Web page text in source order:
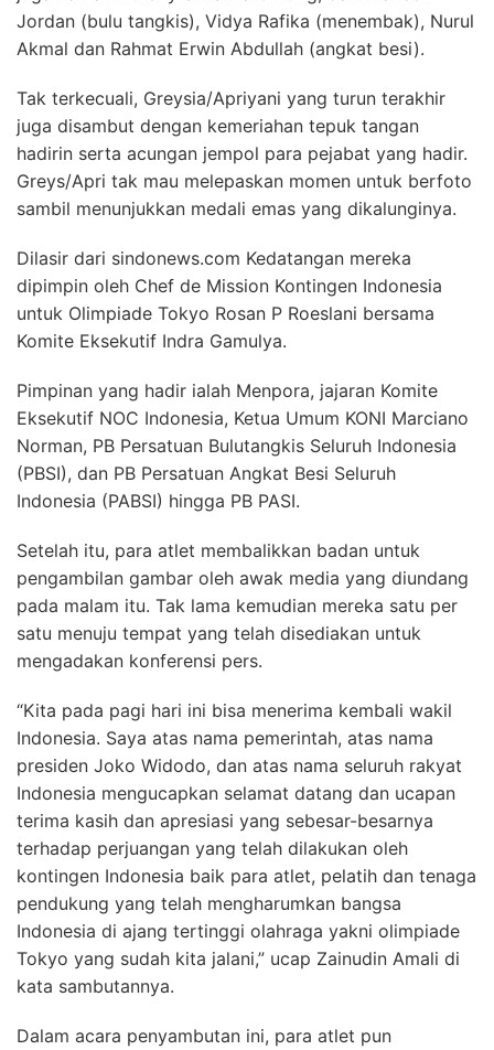
Jordan (bulu tangkis), Vidya Rafika (menembak), Nurul
Akmal dan Rahmat Erwin Abdullah (angkat besi).
Tak terkecuali, Greysia/Apriyani yang turun terakhir
juga disambut dengan kemeriahan tepuk tangan
hadirin serta acungan jempol para pejabat yang hadir.
Greys/Apri tak mau melepaskan momen untuk berfoto
sambil menunjukkan medali emas yang dikalunginya.
Dilasir dari sindonews.com Kedatangan mereka
dipimpin oleh Chef de Mission Kontingen Indonesia
untuk Olimpiade Tokyo Rosan P Roeslani bersama
Komite Eksekutif Indra Gamulya.
Pimpinan yang hadir ialah Menpora, jajaran Komite
Eksekutif NOC Indonesia, Ketua Umum KONI Marciano
Norman, PB Persatuan Bulutangkis Seluruh Indonesia
(PBSI), dan PB Persatuan Angkat Besi Seluruh
Indonesia (PABSI) hingga PB PASI.
Setelah itu, para atlet membalikkan badan untuk
pengambilan gambar oleh awak media yang diundang
pada malam itu. Tak lama kemudian mereka satu per
satu menuju tempat yang telah disediakan untuk
mengadakan konferensi pers.
“Kita pada pagi hari ini bisa menerima kembali wakil
Indonesia. Saya atas nama pemerintah, atas nama
presiden Joko Widodo, dan atas nama seluruh rakyat
Indonesia mengucapkan selamat datang dan ucapan
terima kasih dan apresiasi yang sebesar-besarnya
terhadap perjuangan yang telah dilakukan oleh
kontingen Indonesia baik para atlet, pelatih dan tenaga
pendukung yang telah mengharumkan bangsa
Indonesia di ajang tertinggi olahraga yakni olimpiade
Tokyo yang sudah kita jalani,” ucap Zainudin Amali di
kata sambutannya.
Dalam acara penyambutan ini, para atlet pun